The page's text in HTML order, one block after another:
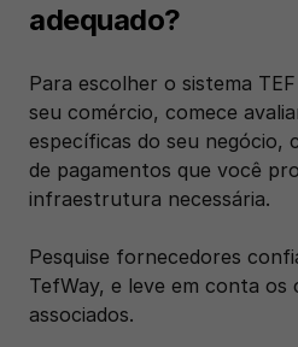
adequado?
Para escolher o sistema
seu comércio, comece
específicas do seu negócio,
de pagamentos que você
infraestrutura necessária.
Pesquise fornecedores
TefWay, e leve em conta os
associados.